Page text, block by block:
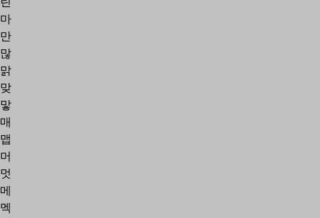
마
만
많
맑
맞
맣
매
맵
머
멋
메
멕